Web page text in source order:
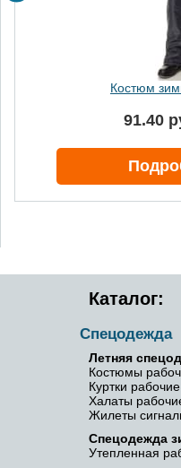
Костюм
91.40
Каталог:
Спецодежда
Летняя
Костюмы
Куртки рабочие
Халаты
Жилеты
Спецодежда
Утепленная